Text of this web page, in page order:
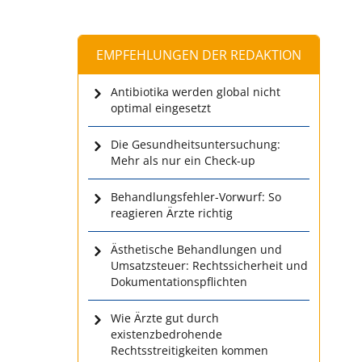
EMPFEHLUNGEN DER REDAKTION
Antibiotika werden global nicht
optimal eingesetzt
Die Gesundheitsuntersuchung:
Mehr als nur ein Check-up
Behandlungsfehler-Vorwurf: So
reagieren Ärzte richtig
Ästhetische Behandlungen und
Umsatzsteuer: Rechtssicherheit und
Dokumentationspflichten
Wie Ärzte gut durch
existenzbedrohende
Rechtsstreitigkeiten kommen